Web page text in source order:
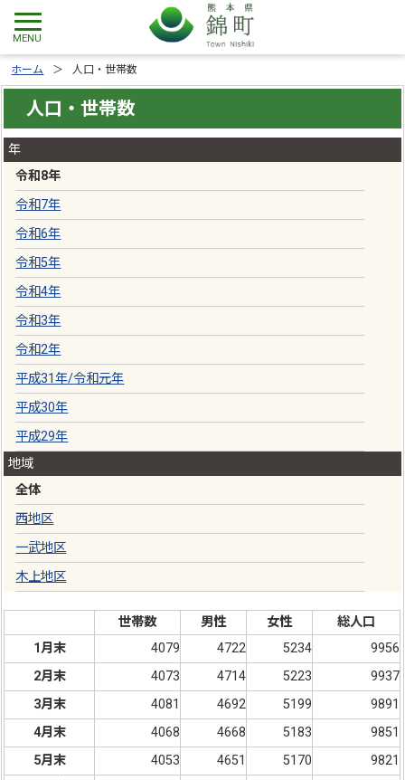
ホーム 人口・世帯数
人口・世帯数
年
令和8年
令和7年
令和6年
令和5年
令和4年
令和3年
令和2年
平成31年/令和元年
平成30年
平成29年
地域
全体
西地区
一武地区
木上地区
世帯数 男性 女性
総人口
1月末
4079 4722 5234
9956
2月末
4073 4714 5223
9937
3月末
4081 4692 5199
9891
4月末
4068 4668 5183
9851
5月末
4053 4651 5170
9821